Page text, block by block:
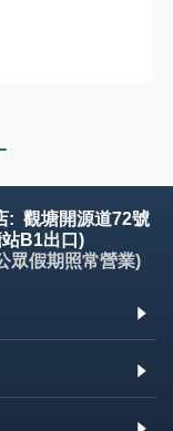
: 觀塘開源道72號
B1出口)
眾假期照常營業)